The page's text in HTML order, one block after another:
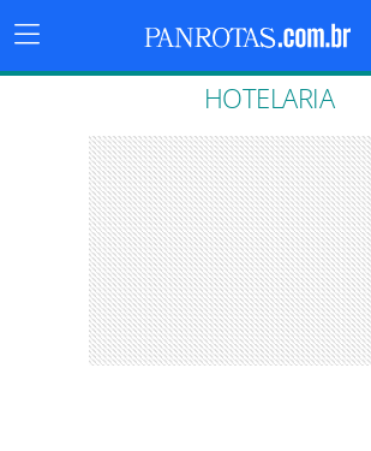
Menu
Principal
HOTELARIA